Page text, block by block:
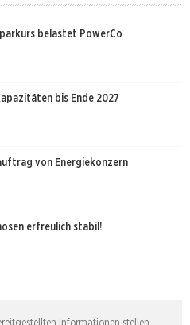
belastet PowerCo
bis Ende 2027
von Energiekonzern
erfreulich stabil!